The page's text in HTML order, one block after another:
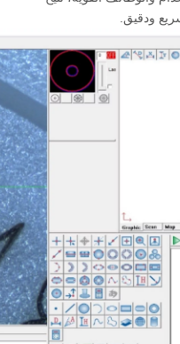
ودقيق.